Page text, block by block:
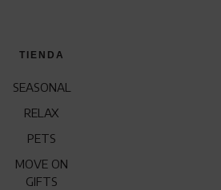
TIENDA
SEASONAL
RELAX
PETS
MOVE ON
GIFTS